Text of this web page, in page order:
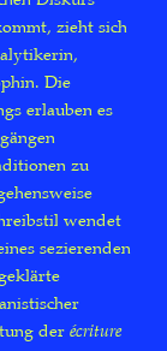
zieht sich
Die
erlauben es
zu
wendet
sezierenden
der écriture